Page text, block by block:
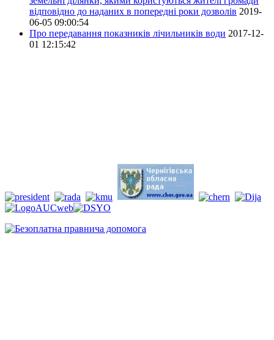
відповідно до наданих в попередні роки дозволів 2019-
06-05 09:00:54
Про передавання показників лічильників води 2017-12-
01 12:15:42